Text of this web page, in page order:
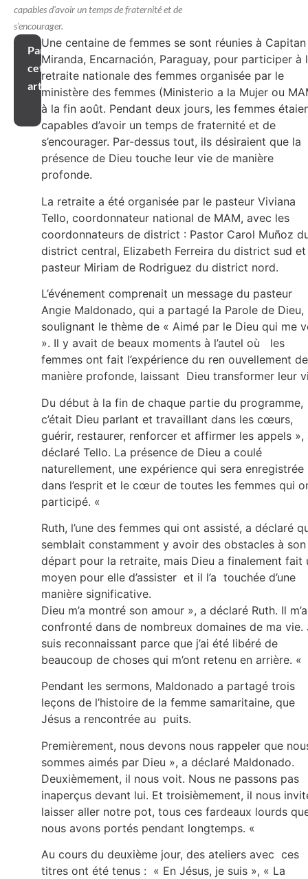
capables d'avoir un temps de fraternité et de
s'encourager.
Partager
cet
article
Une centaine de femmes se sont réunies à Capitan
Miranda, Encarnación, Paraguay, pour participer à
retraite nationale des femmes organisée par le
ministère des femmes (Ministerio a la Mujer ou
à la fin août. Pendant deux jours, les femmes
capables d’avoir un temps de fraternité et de
s’encourager. Par-dessus tout, ils désiraient que la
présence de Dieu touche leur vie de manière
profonde.
La retraite a été organisée par le pasteur Viviana
Tello, coordonnateur national de MAM, avec les
coordonnateurs de district : Pastor Carol Muñoz
district central, Elizabeth Ferreira du district sud
pasteur Miriam de Rodriguez du district nord.
L’événement comprenait un message du pasteur
Angie Maldonado, qui a partagé la Parole de Dieu,
soulignant le thème de « Aimé par le Dieu qui me
». Il y avait de beaux moments à l’autel où les
femmes ont fait l’expérience du ren ouvellement de
manière profonde, laissant Dieu transformer leur
Du début à la fin de chaque partie du programme,
c’était Dieu parlant et travaillant dans les cœurs,
guérir, restaurer, renforcer et affirmer les appels »,
déclaré Tello. La présence de Dieu a coulé
naturellement, une expérience qui sera enregistrée
dans l’esprit et le cœur de toutes les femmes qui
participé. «
Ruth, l’une des femmes qui ont assisté, a déclaré
semblait constamment y avoir des obstacles à son
départ pour la retraite, mais Dieu a finalement fait
moyen pour elle d’assister et il l’a touchée d’une
manière significative.
Dieu m’a montré son amour », a déclaré Ruth. Il m’a
confronté dans de nombreux domaines de ma vie.
suis reconnaissant parce que j’ai été libéré de
beaucoup de choses qui m’ont retenu en arrière. «
Pendant les sermons, Maldonado a partagé trois
leçons de l’histoire de la femme samaritaine, que
Jésus a rencontrée au puits.
Premièrement, nous devons nous rappeler que
sommes aimés par Dieu », a déclaré Maldonado.
Deuxièmement, il nous voit. Nous ne passons pas
inaperçus devant lui. Et troisièmement, il nous
laisser aller notre pot, tous ces fardeaux lourds
nous avons portés pendant longtemps. «
Au cours du deuxième jour, des ateliers avec ces
titres ont été tenus : « En Jésus, je suis », « La